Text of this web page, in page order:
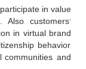
in value
customers'
in virtual brand
behavior,
and